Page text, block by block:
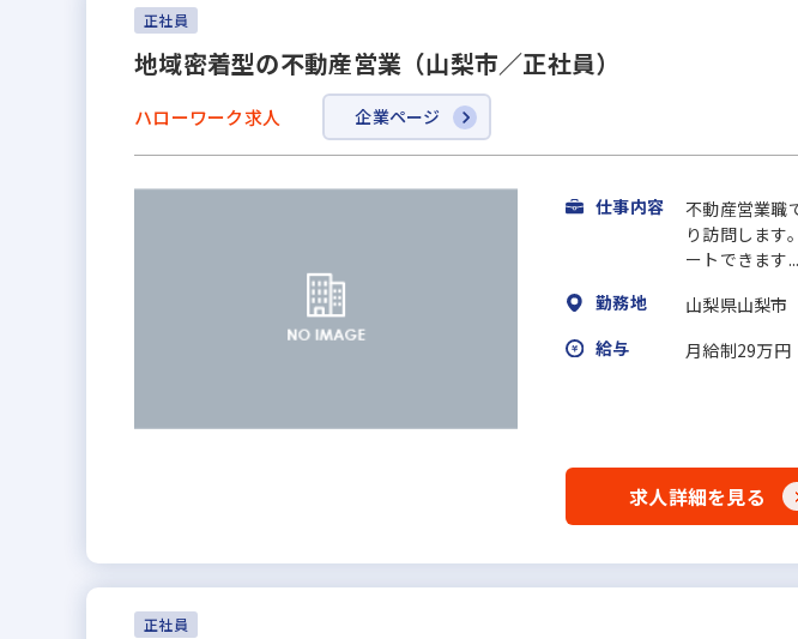
正社員
地域密着型の不動産営業（山梨市／正社員）
ハローワーク求人 企業ページ
仕事内容
不動産営業職
り訪問します
ートできます...
勤務地
山梨県山梨市
給与
月給制29万円
求人詳細を見る
正社員